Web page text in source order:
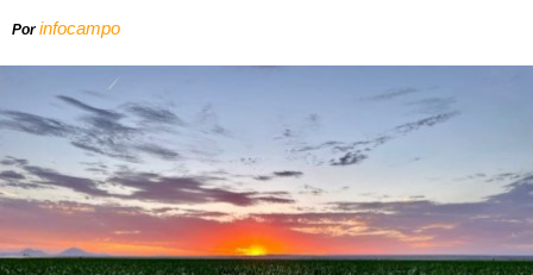
Porinfocampo